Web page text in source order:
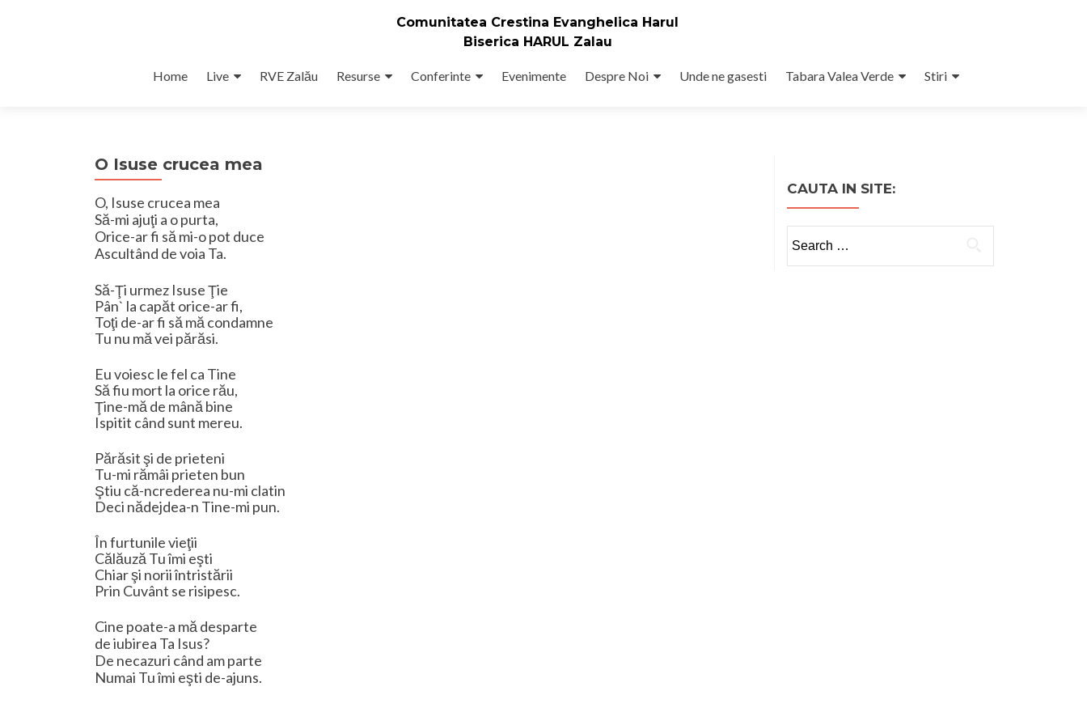
Comunitatea Crestina Evanghelica Harul
Biserica HARUL Zalau
Home Live RVE Zalău Resurse Conferinte Evenimente Despre Noi Unde ne gasesti Tabara Valea Verde Stiri
O Isuse crucea mea
O, Isuse crucea mea
Să-mi ajuţi a o purta,
Orice-ar fi să mi-o pot duce
Ascultând de voia Ta.
Să-Ţi urmez Isuse Ţie
Pân` la capăt orice-ar fi,
Toţi de-ar fi să mă condamne
Tu nu mă vei părăsi.
Eu voiesc le fel ca Tine
Să fiu mort la orice rău,
Ţine-mă de mână bine
Ispitit când sunt mereu.
Părăsit şi de prieteni
Tu-mi rămâi prieten bun
Ştiu că-ncrederea nu-mi clatin
Deci nădejdea-n Tine-mi pun.
În furtunile vieţii
Călăuză Tu îmi eşti
Chiar şi norii întristării
Prin Cuvânt se risipesc.
Cine poate-a mă desparte
de iubirea Ta Isus?
De necazuri când am parte
Numai Tu îmi eşti de-ajuns.
CAUTA IN SITE:
for: